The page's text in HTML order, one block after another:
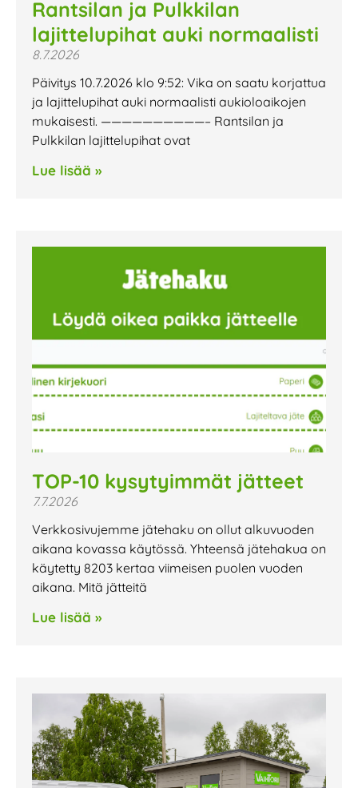
Rantsilan ja Pulkkilan
lajittelupihat auki normaalisti
8.7.2026
Päivitys 10.7.2026 klo 9:52: Vika on saatu korjattua
ja lajittelupihat auki normaalisti aukioloaikojen
mukaisesti. ——————————– Rantsilan ja
Pulkkilan lajittelupihat ovat
Lue lisää »
TOP-10 kysytyimmät jätteet
7.7.2026
Verkkosivujemme jätehaku on ollut alkuvuoden
aikana kovassa käytössä. Yhteensä jätehakua on
käytetty 8203 kertaa viimeisen puolen vuoden
aikana. Mitä jätteitä
Lue lisää »